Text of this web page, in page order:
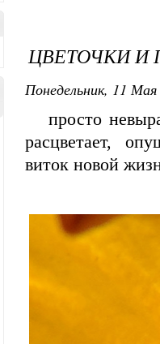
ЦВЕТОЧКИ
Понедельник, 11
просто
расцветает,
виток новой